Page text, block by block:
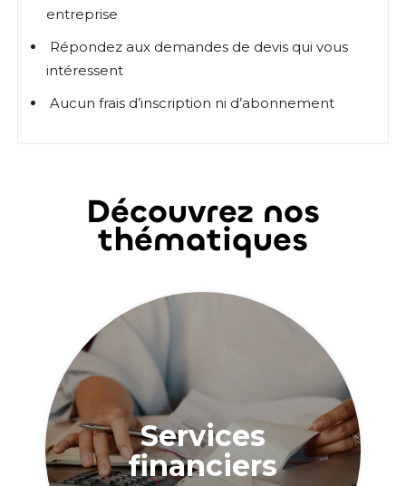
entreprise
Répondez aux demandes de devis qui vous
intéressent
Aucun frais d’inscription ni d’abonnement
Découvrez nos
thématiques
Services
financiers